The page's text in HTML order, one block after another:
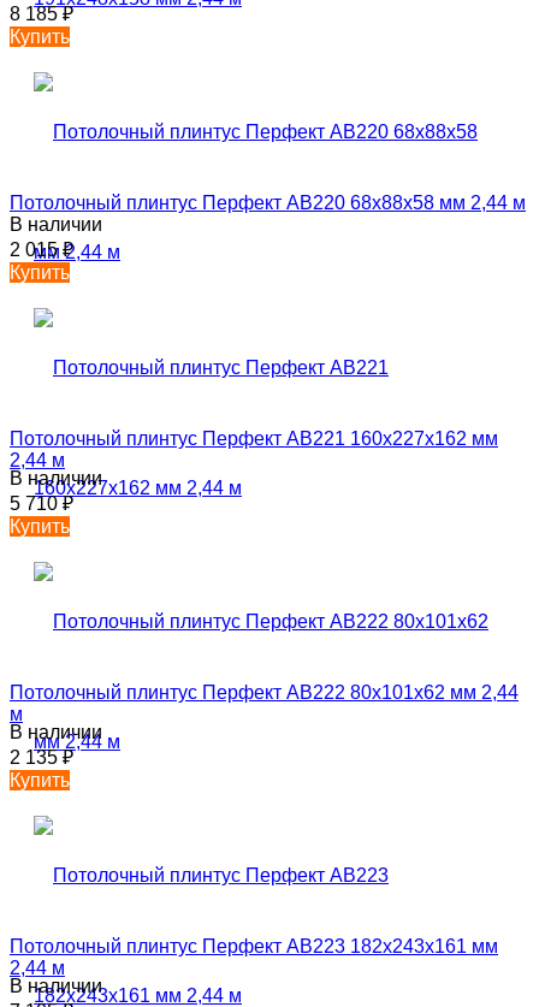
8 185₽
Купить
Потолочный плинтус Перфект AB220 68х88х58 мм 2,44 м
В наличии
2 015₽
Купить
Потолочный плинтус Перфект AB221 160х227х162 мм
2,44 м
В наличии
5 710₽
Купить
Потолочный плинтус Перфект AB222 80х101х62 мм 2,44
м
В наличии
2 135₽
Купить
Потолочный плинтус Перфект AB223 182х243х161 мм
2,44 м
В наличии